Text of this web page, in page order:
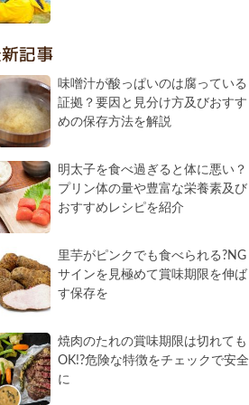
味噌汁が酸っぱいのは腐っている
証拠？要因と見分け方及びおすす
めの保存方法を解説
明太子を食べ過ぎると体に悪い？
プリン体の量や豊富な栄養素及び
おすすめレシピを紹介
里芋がピンクでも食べられる?NG
サインを見極めて賞味期限を伸ば
す保存を
焼肉のたれの賞味期限は切れても
OK!?危険な特徴をチェックで安全
に